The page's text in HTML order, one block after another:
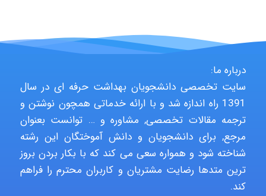
Poubakhtiari
Alirez0990
hosein abdolvand
درباره ما:
سایت تخصصی دانشجویان بهداشت حرفه ای در سال
1391 راه اندازه شد و با ارائه خدماتی همچون نوشتن و
ترجمه مقالات تخصصی, مشاوره و … توانست بعنوان
مرجع, برای دانشجویان و دانش آموختگان این رشته
شناخته شود و همواره سعی می کند که با بکار بردن بروز
ترین متدها رضایت مشتریان و کاربران محترم را فراهم
کند.